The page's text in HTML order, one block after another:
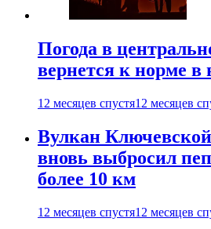
Погода в
вернется к норме в
12 месяцев спустя12 месяцев
Вулкан
вновь выбросил
более 10 км
12 месяцев спустя12 месяцев